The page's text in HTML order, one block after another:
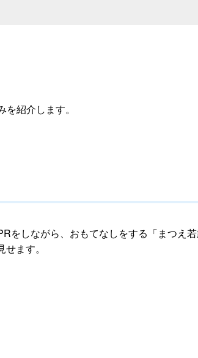
紹介します。
をしながら、おもてなしをする「まつえ
ます。